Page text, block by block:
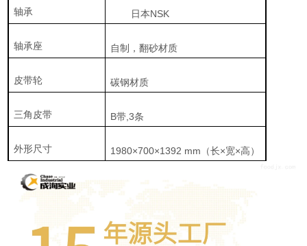
轴承 日本NSK
轴承座 自制，翻砂材质
皮带轮 碳钢材质
三角皮带 B带,3条
外形尺寸 1980×700×1392 mm（长×宽×高）